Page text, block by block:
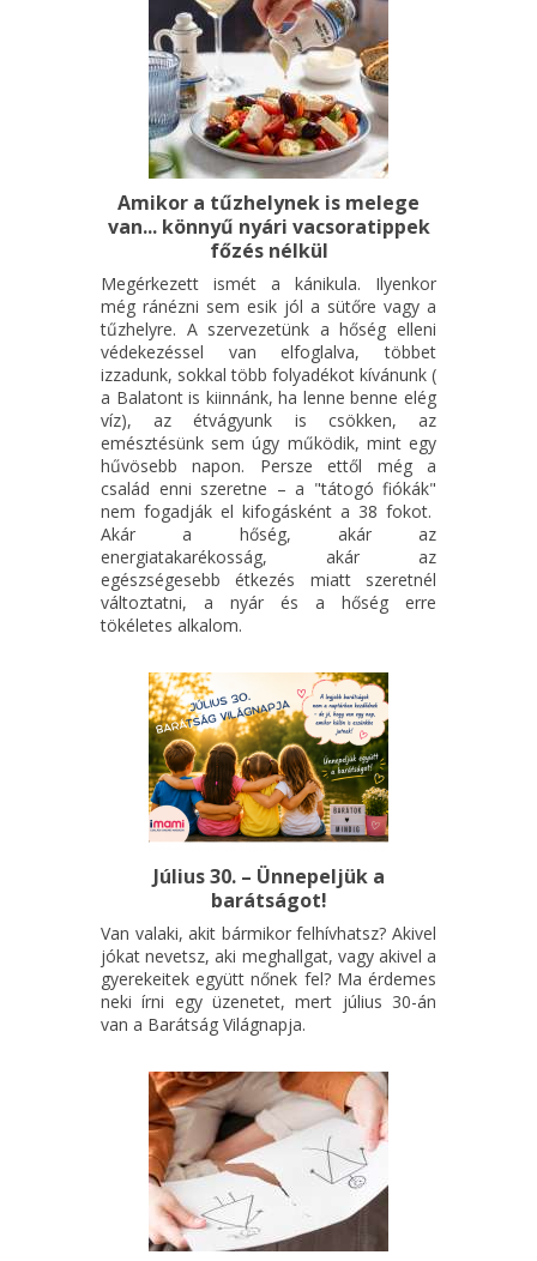
Amikor a tűzhelynek is melege
van... könnyű nyári vacsoratippek
főzés nélkül
Megérkezett ismét a kánikula. Ilyenkor
még ránézni sem esik jól a sütőre vagy a
tűzhelyre. A szervezetünk a hőség elleni
védekezéssel van elfoglalva, többet
izzadunk, sokkal több folyadékot kívánunk (
a Balatont is kiinnánk, ha lenne benne elég
víz), az étvágyunk is csökken, az
emésztésünk sem úgy működik, mint egy
hűvösebb napon. Persze ettől még a
család enni szeretne – a "tátogó fiókák"
nem fogadják el kifogásként a 38 fokot.
Akár a hőség, akár az
energiatakarékosság, akár az
egészségesebb étkezés miatt szeretnél
változtatni, a nyár és a hőség erre
tökéletes alkalom.
Július 30. – Ünnepeljük a
barátságot!
Van valaki, akit bármikor felhívhatsz? Akivel
jókat nevetsz, aki meghallgat, vagy akivel a
gyerekeitek együtt nőnek fel? Ma érdemes
neki írni egy üzenetet, mert július 30-án
van a Barátság Világnapja.